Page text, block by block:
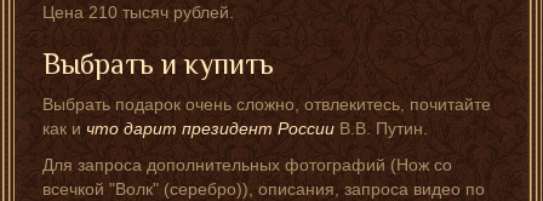
Цена 210 тысяч рублей.
Выбрать и купить
Выбрать подарок очень сложно, отвлекитесь, почитайте
как ичто дарит президент России В.В. Путин.
Для запроса дополнительных фотографий (Нож со
всечкой "Волк" (серебро)), описания, запроса видео по